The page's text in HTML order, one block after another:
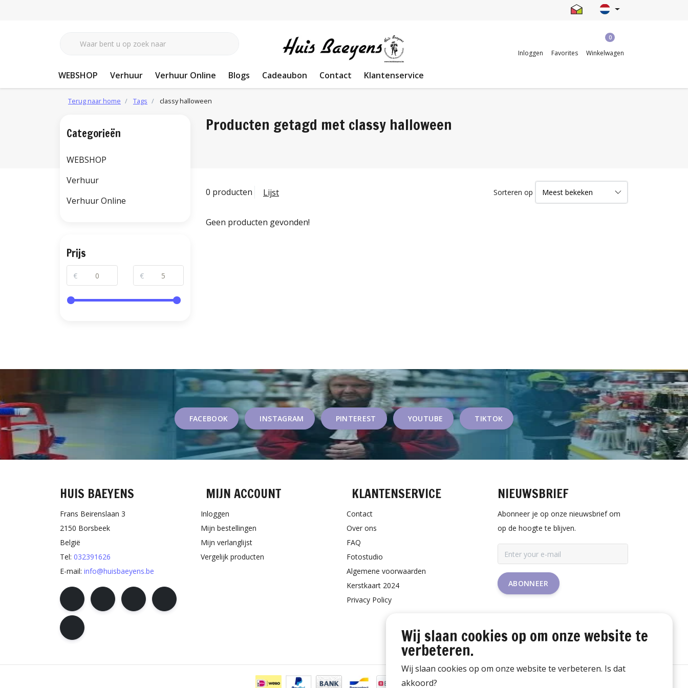
Inloggen Favorites
0
Winkelwagen
WEBSHOP Verhuur Verhuur Online Blogs Cadeaubon Contact Klantenservice
Terug naar home Tags classy halloween
Producten getagd met classy halloween
0 producten Lijst Sorteren op
Geen producten gevonden!
Categorieën
WEBSHOP
Verhuur
Verhuur Online
Prijs
€ €
FACEBOOK INSTAGRAM PINTEREST YOUTUBE TIKTOK
HUIS BAEYENS
Frans Beirenslaan 3
2150 Borsbeek
België
Tel: 032391626
E-mail: info@huisbaeyens.be
MIJN ACCOUNT
Inloggen
Mijn bestellingen
Mijn verlanglijst
Vergelijk producten
KLANTENSERVICE
Contact
Over ons
FAQ
Fotostudio
Algemene voorwaarden
Kerstkaart 2024
Privacy Policy
NIEUWSBRIEF
Abonneer je op onze nieuwsbrief om
op de hoogte te blijven.
ABONNEER
Wij slaan cookies op om onze website te
verbeteren.
Wij slaan cookies op om onze website te verbeteren. Is dat
akkoord?